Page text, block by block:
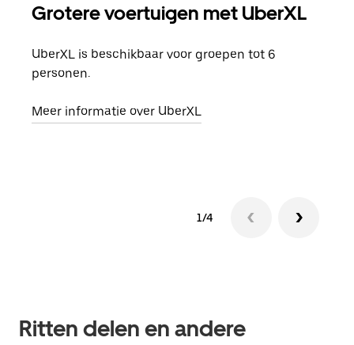
Grotere voertuigen met UberXL
UberXL is beschikbaar voor groepen tot 6
personen.
Meer informatie over UberXL
1/4
Ritten delen en andere